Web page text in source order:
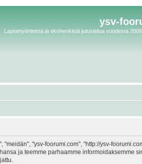
ysv-
Lapsimyönteistä ja ekohenkistä jutustelua vuodesta
"ysv-foorumi.com", "http://ysv-
ja teemme parhaamme